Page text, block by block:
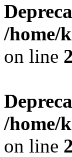
/home/
on line
/home/
on line